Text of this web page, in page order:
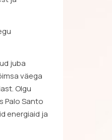
juba
väega
Olgu
Palo Santo
energiaid ja